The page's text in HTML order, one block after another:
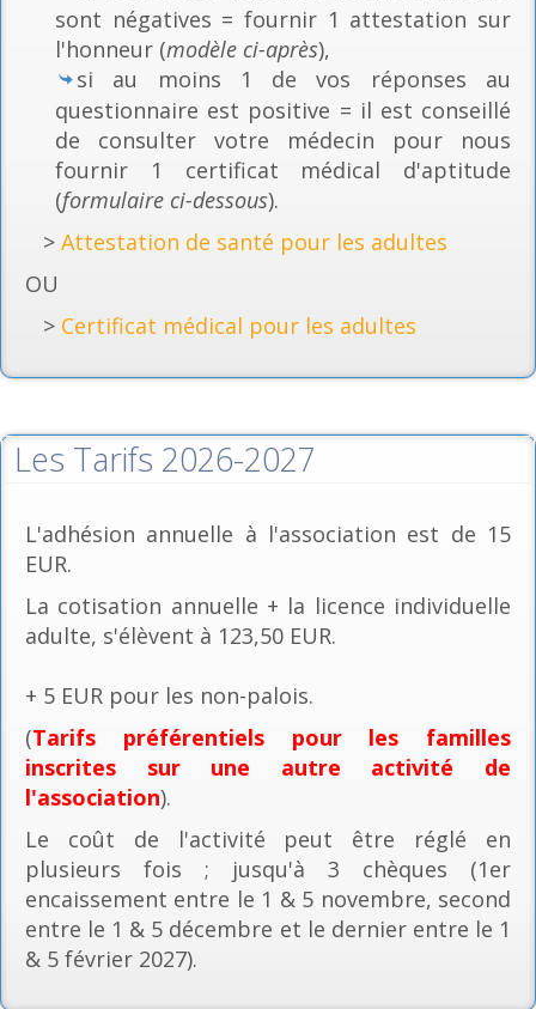
sont négatives = fournir 1 attestation sur
l'honneur (modèle ci-après),
si au moins 1 de vos réponses au
questionnaire est positive = il est conseillé
de consulter votre médecin pour nous
fournir 1 certificat médical d'aptitude
(formulaire ci-dessous).
> Attestation de santé pour les adultes
OU
> Certificat médical pour les adultes
Les Tarifs 2026-2027
L'adhésion annuelle à l'association est de 15
EUR.
La cotisation annuelle + la licence individuelle
adulte, s'élèvent à 123,50 EUR.
+ 5 EUR pour les non-palois.
(Tarifs préférentiels pour les familles
inscrites sur une autre activité de
l'association).
Le coût de l'activité peut être réglé en
plusieurs fois ; jusqu'à 3 chèques (1er
encaissement entre le 1 & 5 novembre, second
entre le 1 & 5 décembre et le dernier entre le 1
& 5 février 2027).